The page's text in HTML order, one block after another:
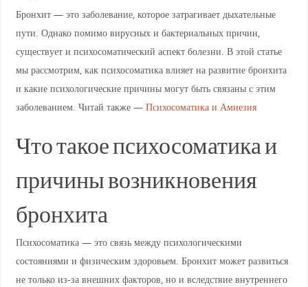
Бронхит — это заболевание, которое затрагивает дыхательные
пути. Однако помимо вирусных и бактериальных причин,
существует и психосоматический аспект болезни. В этой статье
мы рассмотрим, как психосоматика влияет на развитие бронхита
и какие психологические причины могут быть связаны с этим
заболеванием. Читай также — Психосоматика и Амнезия
Что такое психосоматика и
причины возникновения
бронхита
Психосоматика — это связь между психологическими
состояниями и физическим здоровьем. Бронхит может развиться
не только из-за внешних факторов, но и вследствие внутреннего